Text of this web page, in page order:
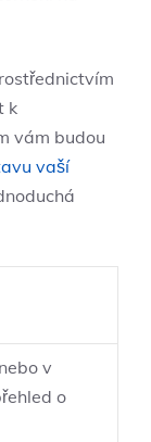
k
vám budou
vaší
v
o